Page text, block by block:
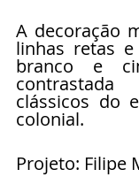
A decoração
linhas retas
branco e
clássicos do
colonial.
Projeto: Filipe